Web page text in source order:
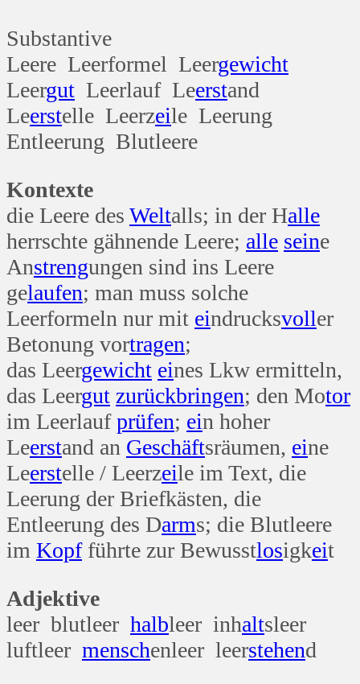
Substantive
Leere Leerformel Leergewicht
Leergut Leerlauf Leerstand
Leerstelle Leerzeile Leerung
Entleerung Blutleere
Kontexte
die Leere des Weltalls; in der Halle
herrschte gähnende Leere; alle seine
Anstrengungen sind ins Leere
gelaufen; man muss solche
Leerformeln nur mit eindrucksvoller
Betonung vortragen;
das Leergewicht eines Lkw ermitteln,
das Leergut zurückbringen; den Motor
im Leerlaufprüfen; ein hoher
Leerstand an Geschäftsräumen, eine
Leerstelle / Leerzeile im Text, die
Leerung der Briefkästen, die
Entleerung des Darms; die Blutleere
im Kopfführte zur Bewusstlosigkeit
Adjektive
leer blutleer halbleer inhaltsleer
luftleer menschenleer leerstehend